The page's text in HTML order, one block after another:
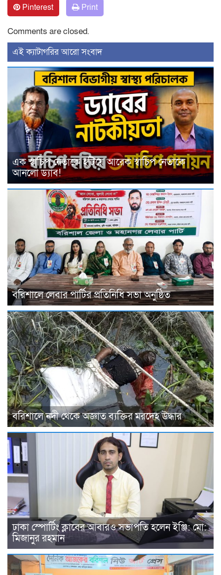
Pinterest Print
Comments are closed.
‍এই ক্যাটাগরির ‍আরো সংবাদ
এক স্বাচিপ নেতাকে হটিয়ে আরেক স্বাচিপ নেতাকে
আনলো ড্যাব!
বরিশালে লেবার পার্টির প্রতিনিধি সভা অনুষ্ঠিত
বরিশালে নদী থেকে অজ্ঞাত ব্যক্তির মরদেহ উদ্ধার
ঢাকা স্পোর্টিং ক্লাবের আবারও সভাপতি হলেন ইঞ্জি: মো:
মিজানুর রহমান